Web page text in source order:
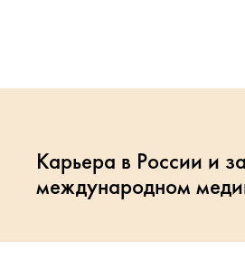
Карьера в России и
международном